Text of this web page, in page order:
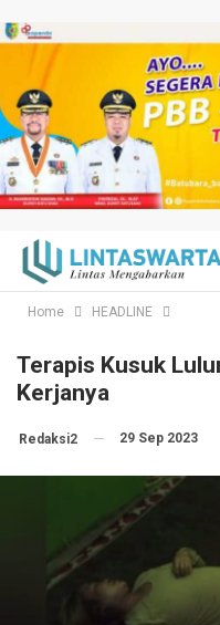
Home HEADLINE
Terapis Kusuk
Kerjanya
Redaksi2 29 Sep 2023